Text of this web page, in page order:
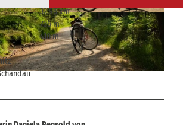
Tourismusverband Sächsische Schweiz
T
Schweiz
© Daniela Pensold/wecyclebrandenburg.com, T
ourismusverband Sächsische Schweiz
32,96 km
736 m
410 m